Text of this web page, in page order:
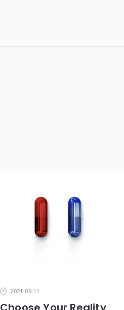
2021-09-11